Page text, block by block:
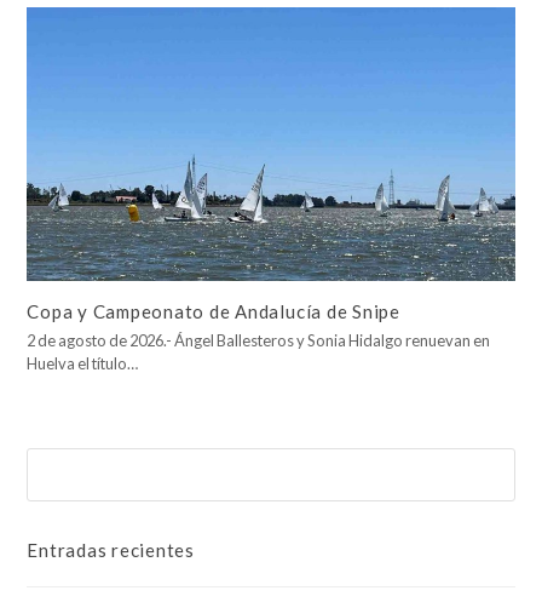
Copa y Campeonato de Andalucía de Snipe
2 de agosto de 2026.- Ángel Ballesteros y Sonia Hidalgo renuevan en
Huelva el título…
Entradas recientes